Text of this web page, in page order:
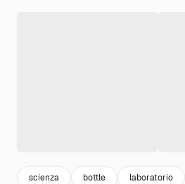
scienza bottle laboratorio